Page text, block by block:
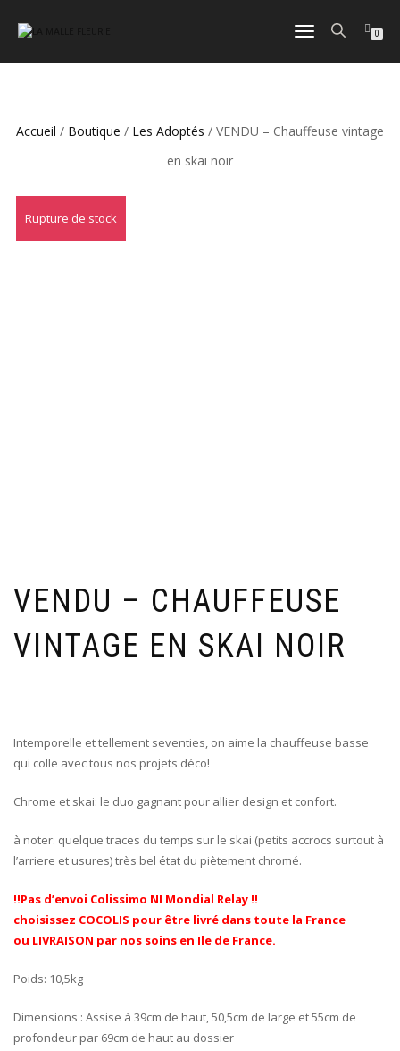
DÉPLIER
NAVIGATION
0
Accueil / Boutique / Les Adoptés / VENDU – Chauffeuse vintage
en skai noir
Rupture de stock
VENDU – CHAUFFEUSE
VINTAGE EN SKAI NOIR
Intemporelle et tellement seventies, on aime la chauffeuse basse
qui colle avec tous nos projets déco!
Chrome et skai: le duo gagnant pour allier design et confort.
à noter: quelque traces du temps sur le skai (petits accrocs surtout à
l’arriere et usures) très bel état du piètement chromé.
!!Pas d’envoi Colissimo NI Mondial Relay !!
choisissez COCOLIS pour être livré dans toute la France
ou LIVRAISON par nos soins en Ile de France.
Poids: 10,5kg
Dimensions : Assise à 39cm de haut, 50,5cm de large et 55cm de
profondeur par 69cm de haut au dossier